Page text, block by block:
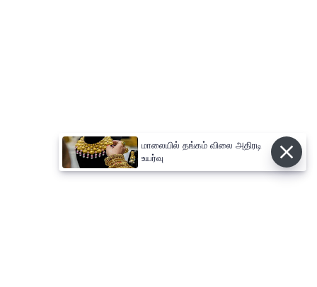
மாலையில் தங்கம் விலை அதிரடி
உயர்வு